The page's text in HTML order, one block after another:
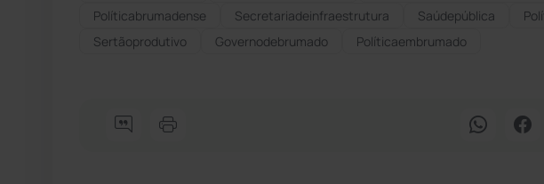
Políticabrumadense
Secretariadeinfraestrutura Saúdepública
Sertãoprodutivo
Governodebrumado Políticaembrumado